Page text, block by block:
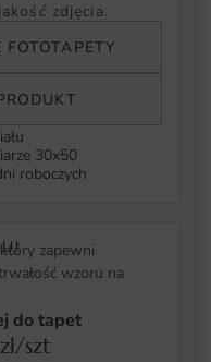
zdjęcia.
30x50
roboczych
zapewni
wzoru na
do tapet
szt